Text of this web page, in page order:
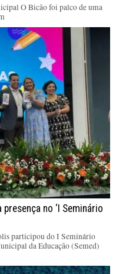
O Bicão foi palco de uma
no ‘I Seminário
participou do I Seminário
da Educação (Semed)